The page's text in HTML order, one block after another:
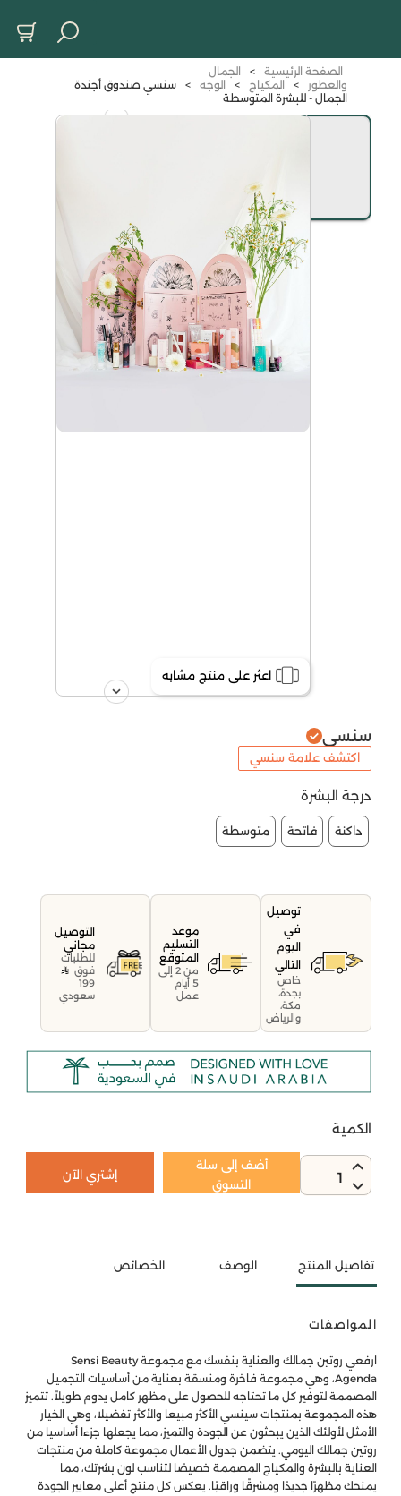
الصفحة الرئيسية >
الجمال
والعطور
> المكياج > الوجه >
سنسي صندوق أجندة
الجمال - للبشرة المتوسطة
اعثر على منتج مشابه
سنسي
اكتشف علامة سنسي
درجة البشرة
داكنة فاتحة متوسطة
توصيل
في
اليوم
التالي
خاص
بجدة،
مكة،
والرياض
موعد
التسليم
المتوقع
من 2 إلى
5 أيام
عمل
التوصيل
مجاني
للطلبات
فوق
199
سعودي
الكمية
1
أضف إلى سلة
التسوق
إشتري الآن
تفاصيل المنتج الوصف الخصائص
المواصفات
ارفعي روتين جمالك والعناية بنفسك مع مجموعة Sensi Beauty
Agenda، وهي مجموعة فاخرة ومنسقة بعناية من أساسيات التجميل
المصممة لتوفير كل ما تحتاجه للحصول على مظهر كامل يدوم طويلاً. تتميز
هذه المجموعة بمنتجات سينسي الأكثر مبيعا والأكثر تفضيلا، وهي الخيار
الأمثل لأولئك الذين يبحثون عن الجودة والتميز، مما يجعلها جزءا أساسيا من
روتين جمالك اليومي. يتضمن جدول الأعمال مجموعة كاملة من منتجات
العناية بالبشرة والمكياج المصممة خصيصًا لتناسب لون بشرتك، مما
يمنحك مظهرًا جديدًا ومشرقًا وراقيًا. يعكس كل منتج أعلى معايير الجودة